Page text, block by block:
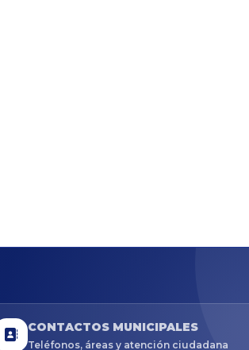
CONTACTOS MUNICIPALES
Teléfonos, áreas y atención ciudadana